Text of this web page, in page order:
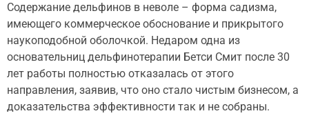
Содержание дельфинов в неволе – форма садизма,
имеющего коммерческое обоснование и прикрытого
наукоподобной оболочкой. Недаром одна из
основательниц дельфинотерапии Бетси Смит после 30
лет работы полностью отказалась от этого
направления, заявив, что оно стало чистым бизнесом, а
доказательства эффективности так и не собраны.